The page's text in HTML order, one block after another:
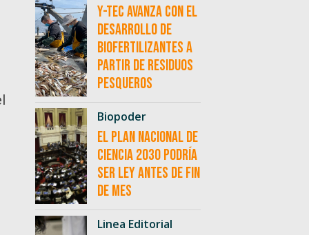
Y-TEC avanza con el
desarrollo de
biofertilizantes a
partir de residuos
pesqueros
Biopoder
El Plan Nacional de
Ciencia 2030 podría
ser ley antes de fin
de mes
Linea Editorial